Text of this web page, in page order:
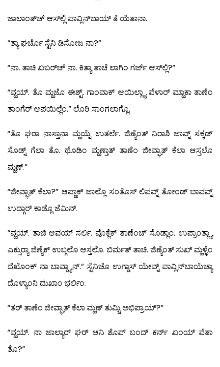
ಜಾಲಾಂತ್‍ಚ್ ಆಸ್‍ಲ್ಲಿ ಪಾವ್ಲಿನ್‍ಬಾಯ್ ತೆ ಯೆತಾನಾ.
“ತ್ಯಾ ಘರ್ಚೊ ಸ್ಟೆನಿ ಡಿಸೋಜ ನಾ?”
“ನಾ. ತಾಚಿ ಖಬರ್‌ಚ್ ನಾ. ಕಿತ್ಯಾ ತಾಚೆ ಲಾಗಿಂ ಗರ್ಜ್ ಆಸ್‍ಲ್ಲಿ?”
“ವ್ಹಯ್. ತೊ ಮ್ಹಜೊ ಈಶ್ಟ್. ಗಾಂವಾಕ್ ಆಯಿಲ್ಲ್ಯಾ ವೆಳಾರ್ ಮ್ಹಾಕಾ ತಾಣೆಂ
ತಾಂಗೆರ್ ಆಪಯಿಲ್ಲೆಂ.” ಲೊರಿ ಸಾಂಗಲಾಗ್ಲೊ.
“ತೊ ಘರಾ ನಾಸ್ತಾನಾ ಮ್ಹಯ್ನೆ ಉತರ್ಲೆ. ಜಿಣ್ಯೆಂತ್ ನಿರಾಶಿ ಜಾವ್ನ್ ಸಕ್ಕಡ್
ಸೊಡ್ನ್ ಗೆಲಾ ತೊ. ಥೊಡಿಂ ಮ್ಹಣ್ತಾತ್ ತಾಣೆಂ ಜೀವ್ಘಾತ್ ಕೆಲಾ ಆಸ್ತಲೊ
ಮ್ಹಣ್.”
“ಜೀವ್ಘಾತ್ ಕೆಲಾ?” ಆಪ್ಣಾಕ್ ಜಾಲ್ಲೊ ಸಂತೊಸ್ ಲಿಪವ್ನ್ ತೋಂಡ್ ಬಾವವ್ನ್
ಉದ್ಗಾರ್ ಕಾಡ್ಲೊ ಜೆಮಿನ್.
“ವ್ಹಯ್. ತಾಚಿ ಆವಯ್ ಸರ್ಲಿ. ವೊಕ್ಲೆಕ್ ತಾಣೆಂಚ್ ಸೊಡ್ಲಾಂ. ಉಪ್ರಾಂತ್ಲ್ಯಾ
ಎಕ್ಸುರ್‍ಯಾ ಜಿಣ್ಯೆಕ್ ಉಬ್ಗಲೊ ಆಸ್ತಲೊ. ಬಿರ್ಮತ್ ತಾಚಿ. ಜಿಣ್ಯೆಂತ್ ಸುಖ್ ಮ್ಹಳ್ಳೆಂ
ದೆಖೊಂಕ್ ನಾ ಬಾವ್ಡ್ಯಾನ್.” ಸ್ಟೆನಿಚೊ ಉಗ್ಡಾಸ್ ಯೇವ್ನ್ ಪಾವ್ಲಿನ್‍ಬಾಯೆಚ್ಯಾ
ದೊಳ್ಯಾಂನಿ ದುಖಾಂ ಭರ್ಲಿಂ.
“ತರ್ ತಾಣೆಂ ಜೀವ್ಘಾತ್ ಕೆಲಾ ಮ್ಹಣ್ ತುಮ್ಚಿ ಅಭಿಪ್ರಾಯ್?”
“ವ್ಹಯ್. ನಾ ಜಾಲ್ಯಾರ್ ಘರ್ ಆನಿ ಶೊಪ್ ಬಂದ್ ಕರ್ನ್ ಖಂಯ್ ವೆತಾ
ತೊ?”